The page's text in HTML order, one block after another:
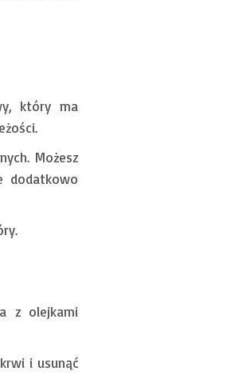
który ma
Możesz
dodatkowo
z olejkami
i usunąć